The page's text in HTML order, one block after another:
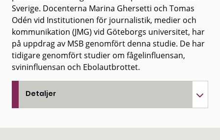
Sverige. Docenterna Marina Ghersetti och Tomas
Odén vid Institutionen för journalistik, medier och
kommunikation (JMG) vid Göteborgs universitet, har
på uppdrag av MSB genomfört denna studie. De har
tidigare genomfört studier om fågelinfluensan,
svininfluensan och Ebolautbrottet.
Detaljer